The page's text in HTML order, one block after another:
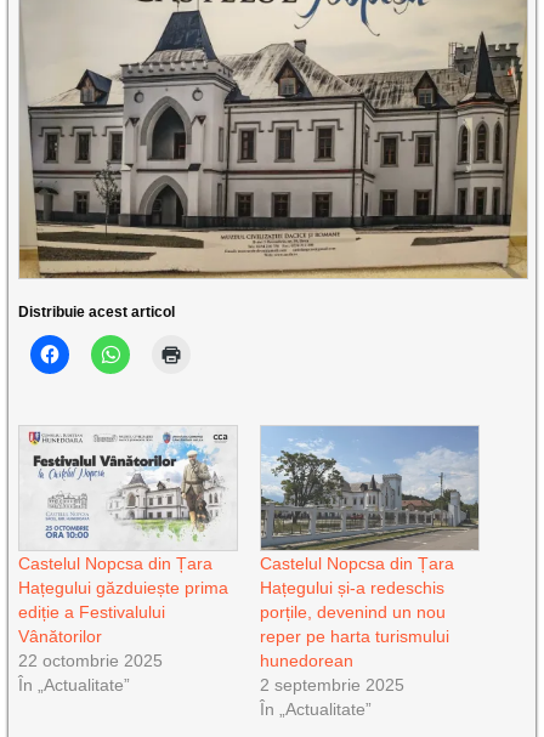
Distribuie acest articol
Castelul Nopcsa din Țara
Hațegului găzduiește prima
ediție a Festivalului
Vânătorilor
22 octombrie 2025
În „Actualitate”
Castelul Nopcsa din Țara
Hațegului și-a redeschis
porțile, devenind un nou
reper pe harta turismului
hunedorean
2 septembrie 2025
În „Actualitate”